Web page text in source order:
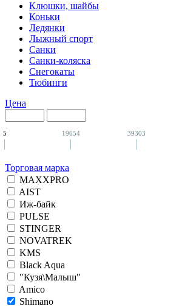
Клюшки, шайбы
Коньки
Ледянки
Лыжный спорт
Санки
Санки-коляска
Снегокаты
Тюбинги
Цена
5 19654 39303
Торговая марка
MAXXPRO
AIST
Иж-байк
PULSE
STINGER
NOVATREK
KMS
Black Aqua
"Кузя\Малыш"
Amico
Shimano